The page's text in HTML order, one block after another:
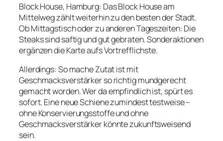
Block House, Hamburg: Das Block House am
Mittelweg zählt weiterhin zu den besten der Stadt.
Ob Mittagstisch oder zu anderen Tageszeiten: Die
Steaks sind saftig und gut gebraten. Sonderaktionen
ergänzen die Karte aufs Vortrefflichste.
Allerdings: So mache Zutat ist mit
Geschmacksverstärker so richtig mundgerecht
gemacht worden. Wer da empfindlich ist, spürt es
sofort. Eine neue Schiene zumindest testweise –
ohne Konservierungsstoffe und ohne
Geschmacksverstärker könnte zukunftsweisend
sein.